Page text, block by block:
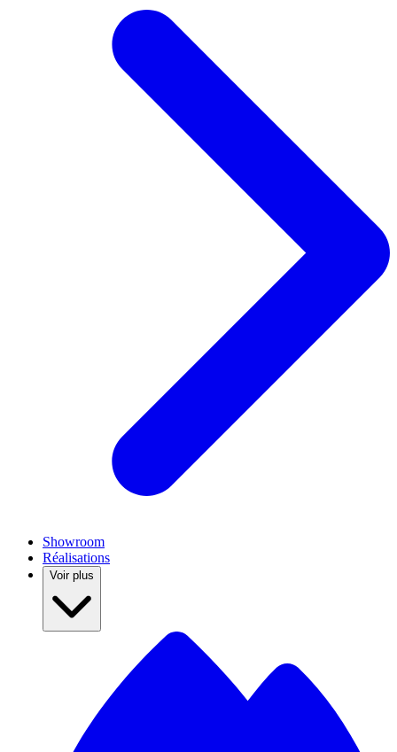
Showroom
Réalisations
Voir plus